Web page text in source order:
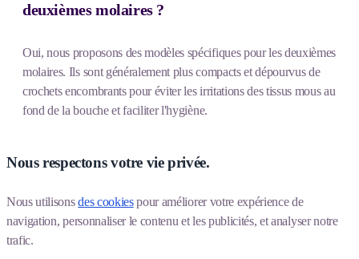
deuxièmes molaires ?
Oui, nous proposons des modèles spécifiques pour les deuxièmes
molaires. Ils sont généralement plus compacts et dépourvus de
crochets encombrants pour éviter les irritations des tissus mous au
fond de la bouche et faciliter l'hygiène.
Nous respectons votre vie privée.
Nous utilisons des cookies pour améliorer votre expérience de
navigation, personnaliser le contenu et les publicités, et analyser notre
trafic.